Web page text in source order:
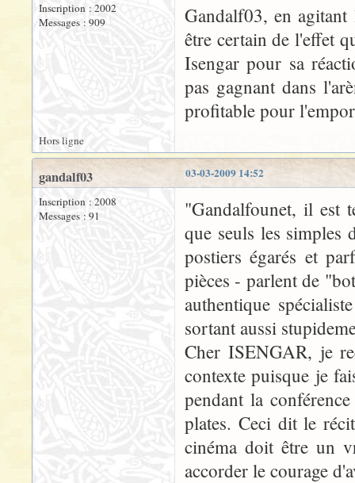
Inscription : 2002
Messages : 909
Gandalf03, en
être certain de l'effet
Isengar pour sa
pas gagnant dans
profitable pour
Hors ligne
03-03-2009 14:52
gandalf03
Inscription : 2008
Messages : 91
"Gandalfounet, il est
que seuls les simples
postiers égarés et
pièces - parlent de
authentique
sortant aussi
Cher ISENGAR, je
contexte puisque je
pendant la
plates. Ceci dit le
cinéma doit être un
accorder le courage